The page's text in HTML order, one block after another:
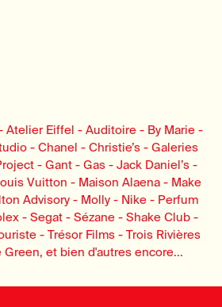
Eiffel - Auditoire - By Marie -
- Chanel - Christie’s - Galeries
- Gant - Gas - Jack Daniel’s -
Vuitton - Maison Alaena - Make
Advisory - Molly - Nike - Perfum
- Segat - Sézane - Shake Club -
- Trésor Films - Trois Rivières
et bien d'autres encore...